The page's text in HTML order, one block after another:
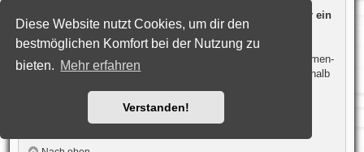
Diese Website nutzt Cookies, um dir den
bestmöglichen Komfort bei der Nutzung zu
bieten. Mehr erfahren
Verstanden!
Wie kann ich ein Lesezeichen auf ein Thema setzen oder ein
Thema abonnieren?
Du kannst ein Lesezeichen auf ein Thema setzen oder es
abonnieren, in dem du die entsprechende Option in den „Themen-
Optionen“ auswählst, die sich normalerweise ober- und unterhalb
des Diskussionsverlaufs des Themas befinden.
Wenn du bei der Antwort auf ein Thema die Option „Mich
benachrichtigen, sobald eine Antwort geschrieben wurde“